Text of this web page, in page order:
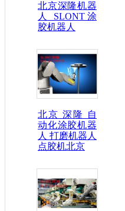
北京深隆机器
人 SLONT涂
胶机器人
北京 深隆 自
动化涂胶机器
人 打磨机器人
点胶机北京